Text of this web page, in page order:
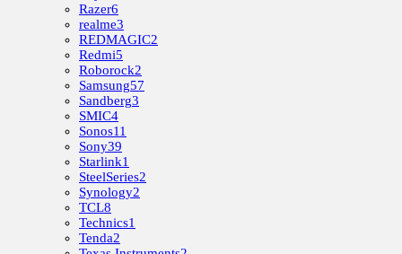
Razer6
realme3
REDMAGIC2
Redmi5
Roborock2
Samsung57
Sandberg3
SMIC4
Sonos11
Sony39
Starlink1
SteelSeries2
Synology2
TCL8
Technics1
Tenda2